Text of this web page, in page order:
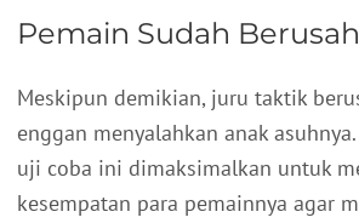
Pemain Sudah
Meskipun demikian, juru taktik
enggan menyalahkan anak
uji coba ini dimaksimalkan untuk
kesempatan para pemainnya agar